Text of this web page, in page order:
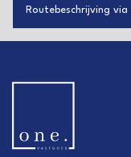
Routebeschrijving via